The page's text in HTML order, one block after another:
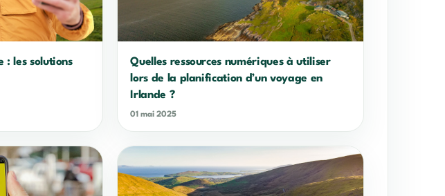
: les solutions
Quelles ressources numériques à utiliser
lors de la planification d’un voyage en
Irlande ?
01 mai 2025